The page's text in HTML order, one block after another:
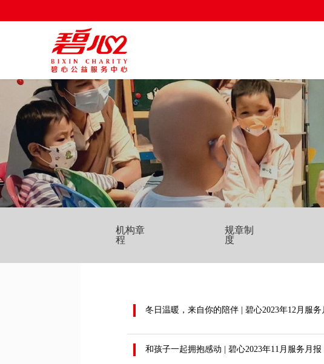
机构章
程
规章制
度
冬日温暖，来自你的陪伴 | 碧心2023年12月服务
和孩子一起拥抱感动 | 碧心2023年11月服务月报